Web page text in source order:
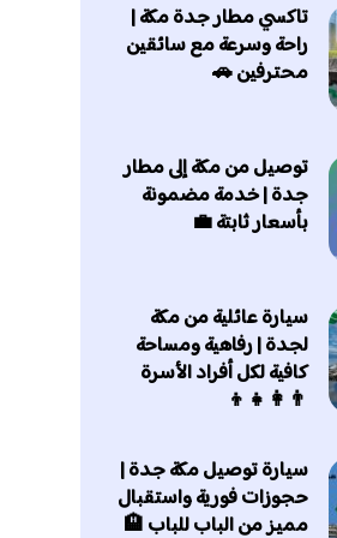
تاكسي مطار جدة مكة |
راحة وسرعة مع سائقين
محترفين 🚗
توصيل من مكة إلى مطار
جدة | خدمة مضمونة
بأسعار ثابتة 💼
سيارة عائلية من مكة
لجدة | رفاهية ومساحة
كافية لكل أفراد الأسرة
👨‍👩‍👧‍👦
سيارة توصيل مكة جدة |
حجوزات فورية واستقبال
مميز من الباب للباب 🏨